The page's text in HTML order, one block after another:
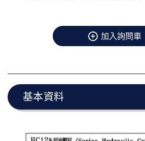
加入詢問車
基本資料